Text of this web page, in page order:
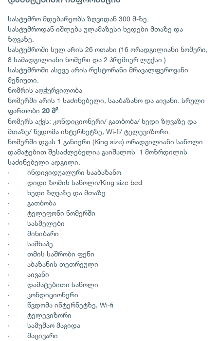
სასტუმრო მდებარეობს ზღვიდან 300 მ-ზე.
სასტუმროდან იშლება ულამაზესი ხედები მთაზე და
ზღვაზე.
სასტუმროში სულ არის 26 ოთახი (16 ორადგილიანი ნომერი,
8 სამადგილიანი ნომერი და 2 პრემიერ ლუქსი.)
სასტუმროში ასევე არის რესტორანი მრავალფეროვანი
მენიუთი.
ნომრის აღჭურვილობა
ნომერში არის 1 საძინებელი, სააბაზანო და აივანი. სრული
ფართობი 20 მ².
ნომერს აქვს: კონდიციონერი/ გათბობა/ ხედი ზღვაზე და
მთაზე/ წვდომა ინტერნეტზე, Wi-fi/ ტელევიზორი.
ნომერში დგას 1 განიერი (King size) ორადგილიანი საწოლი.
დამატებით შესაძლებელია გაიშალოს 1 მოზრდილის
საძინებელი ადგილი.
· ინდივიდუალური სააბაზანო
· დიდი ზომის საწოლი/King size bed
· ხედი ზღვაზე და მთაზე
· გათბობა
· ტელეფონი ნომერში
· სასმელები
· მინიბარი
· საშხაპე
· თმის საშრობი ფენი
· აბაზანის თეთრეული
· აივანი
· დამატებითი საწოლი
· კონდიციონერი
· წვდომა ინტერნეტზე, Wi-fi
· ტელევიზორი
· სამუშაო მაგიდა
· მაცივარი